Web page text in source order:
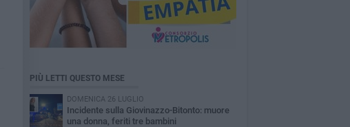
PIÙ LETTI QUESTO MESE
DOMENICA 26 LUGLIO
Incidente sulla Giovinazzo-Bitonto: muore
una donna, feriti tre bambini